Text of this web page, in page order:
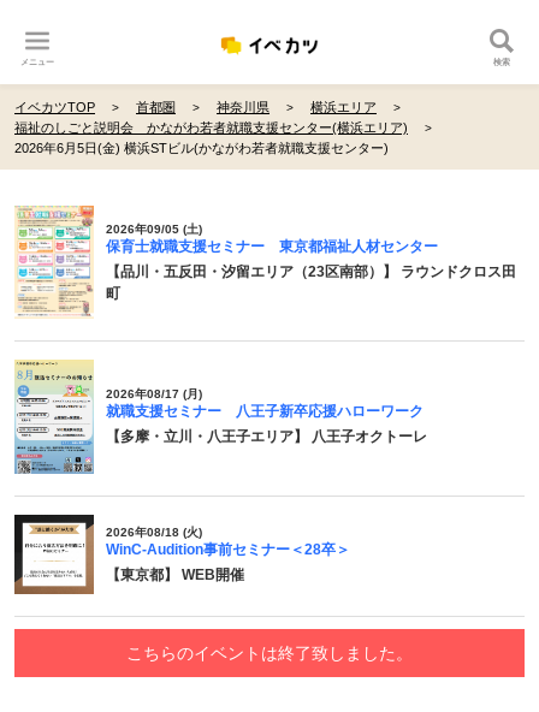
メニュー 検索
イベカツTOP 首都圏 神奈川県
横浜エリア
福祉のしごと説明会 かながわ若者就職支援センター(横浜エリア)
2026年6月5日(金) 横浜STビル(かながわ若者就職支援センター)
2026年09/05 (土)
保育士就職支援セミナー 東京都福祉人材センター
【品川・五反田・汐留エリア（23区南部）】 ラウンドクロス田
町
2026年08/17 (月)
就職支援セミナー 八王子新卒応援ハローワーク
【多摩・立川・八王子エリア】 八王子オクトーレ
2026年08/18 (火)
WinC-Audition事前セミナー＜28卒＞
【東京都】 WEB開催
こちらのイベントは終了致しました。